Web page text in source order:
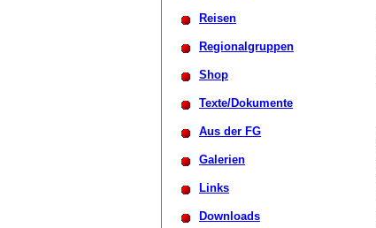
Reisen
Regionalgruppen
Shop
Texte/Dokumente
Aus der FG
Galerien
Links
Downloads